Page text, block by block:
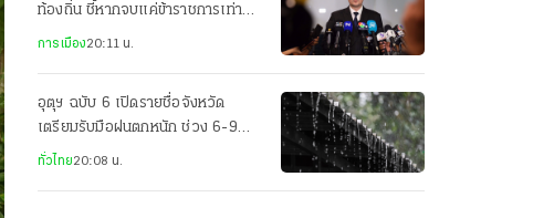
ท้องถิ่น ชี้หากจบแค่ข้าราชการเท่ากับ
“ตัดตอนการเมือง”
การเมือง20:11 น.
อุตุฯ ฉบับ 6 เปิดรายชื่อจังหวัด
เตรียมรับมือฝนตกหนัก ช่วง 6-9
ส.ค. นี้
ทั่วไทย20:08 น.